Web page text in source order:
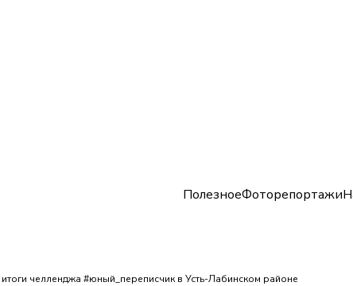
ПолезноеФоторепортажи
челленджа #юный_переписчик в Усть-Лабинском районе